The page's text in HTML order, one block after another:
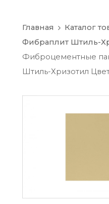
Главная
Каталог
Фибраплит Штиль-
Фиброцементные
Штиль-Хризотил Цвет